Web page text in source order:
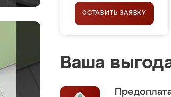
ОСТАВИТЬ ЗАЯВКУ
Ваша
Предоплата